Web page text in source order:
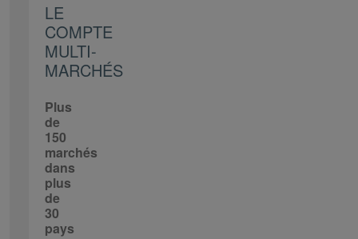
LE
COMPTE
MULTI-
MARCHÉS
Plus
de
150
marchés
dans
plus
de
30
pays